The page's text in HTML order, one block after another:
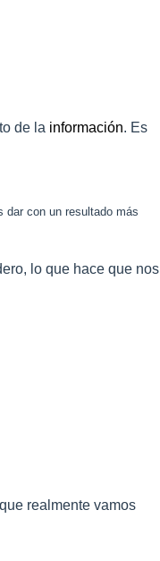
de la información. Es
dar con un resultado más
lo que hace que nos
realmente vamos